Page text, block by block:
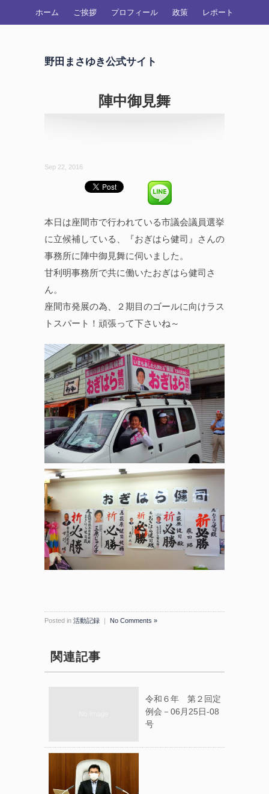
ホーム ご挨拶 プロフィール 政策 レポート
野田まさゆき公式サイト
陣中御見舞
Sep 22, 2016
本日は座間市で行われている市議会議員選挙
に立候補している、『おぎはら健司』さんの
事務所に陣中御見舞に伺いました。
甘利明事務所で共に働いたおぎはら健司さ
ん。
座間市発展の為、２期目のゴールに向けラス
トスパート！頑張って下さいね～
Posted in 活動記録 No Comments »
関連記事
令和６年 第２回定
例会－06月25日-08
号